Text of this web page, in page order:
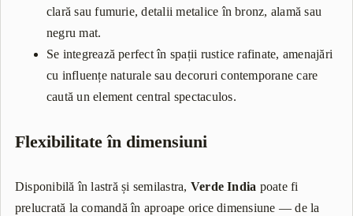
clară sau fumurie, detalii metalice în bronz, alamă sau
negru mat.
Se integrează perfect în spații rustice rafinate, amenajări
cu influențe naturale sau decoruri contemporane care
caută un element central spectaculos.
Flexibilitate în dimensiuni
Disponibilă în lastră și semilastra, Verde India poate fi
prelucrată la comandă în aproape orice dimensiune — de la